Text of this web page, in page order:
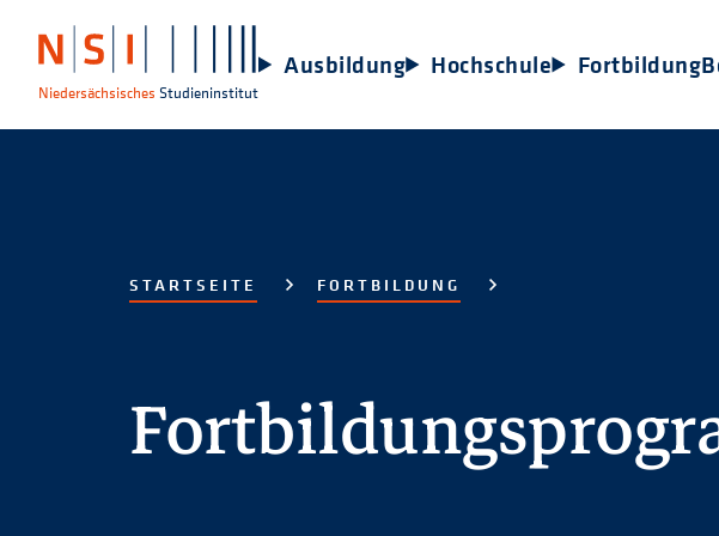
Niedersächsisches Studieninstitut
Ausbildung Hochschule Fortbildung
STARTSEITE FORTBILDUNG